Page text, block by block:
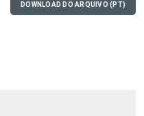
DOWNLOAD DO ARQUIVO (PT)